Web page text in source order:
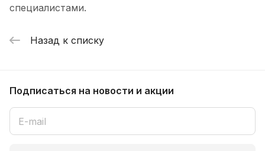
специалистами.
Назад к списку
Подписаться на новости и акции